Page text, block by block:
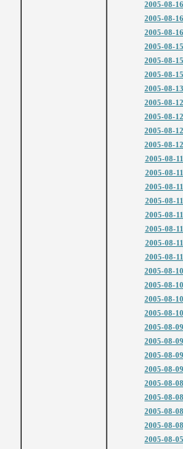
2005-08-16
2005-08-16
2005-08-16
2005-08-15
2005-08-15
2005-08-15
2005-08-13
2005-08-12
2005-08-12
2005-08-12
2005-08-12
2005-08-11
2005-08-11
2005-08-11
2005-08-11
2005-08-11
2005-08-11
2005-08-11
2005-08-11
2005-08-10
2005-08-10
2005-08-10
2005-08-10
2005-08-09
2005-08-09
2005-08-09
2005-08-09
2005-08-08
2005-08-08
2005-08-08
2005-08-08
2005-08-05